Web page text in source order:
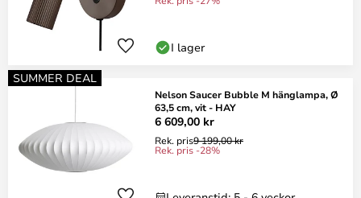
I lager
SUMMER DEAL
Nelson Saucer Bubble M hänglampa, Ø
63,5 cm, vit - HAY
6 609,00 kr
Rek. pris9 199,00 kr
Rek. pris -28%